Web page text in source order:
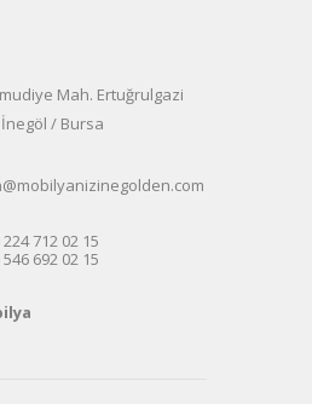
Mah. Ertuğrulgazi
İnegöl / Bursa
712 02 15
692 02 15